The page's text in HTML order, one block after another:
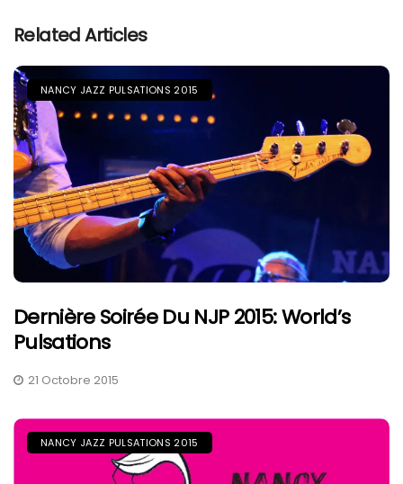
Related Articles
NANCY JAZZ PULSATIONS 2015
Dernière Soirée Du NJP 2015: World’s
Pulsations
21 Octobre 2015
NANCY JAZZ PULSATIONS 2015